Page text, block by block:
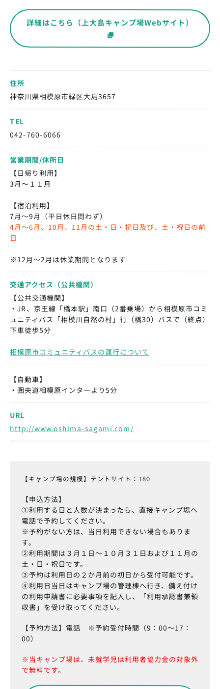
詳細はこちら（上大島キャンプ場Webサイト）
住所
神奈川県相模原市緑区大島3657
TEL
042-760-6066
営業期間/休所日
【日帰り利用】
3月〜１１月
【宿泊利用】
7月～9月（平日休日問わず）
4月～6月、10月、11月の土・日・祝日及び、土・祝日の前
日
※12月～2月は休業期間となります
交通アクセス（公共機関）
【公共交通機関】
・JR、京王線「橋本駅」南口（2番乗場）から相模原市コミ
ュニティバス「相模川自然の村」行（橋30）バスで（終点）
下車徒歩5分
相模原市コミュニティバスの運行について
【自動車】
・圏央道相模原インターより5分
URL
http://www.oshima-sagami.com/
【キャンプ場の規模】テントサイト：180
【申込方法】
①利用する日と人数が決まったら、直接キャンプ場へ
電話で予約してください。
※予約がない方は、当日利用できない場合もありま
す。
②利用期間は３月１日～１０月３１日および１１月の
土・日・祝日です。
③予約は利用日の２か月前の初日から受付可能です。
④利用日当日はキャンプ場の管理棟へ行き、備え付け
の利用申請書に必要事項を記入し、「利用承認書兼領
収書」を受け取ってください。
【予約方法】電話 ※予約受付時間（9：00～17：
00）
※当キャンプ場は、未就学児は利用者協力金の対象外
で無料です。